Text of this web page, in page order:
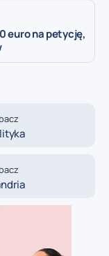
euro na petycję,